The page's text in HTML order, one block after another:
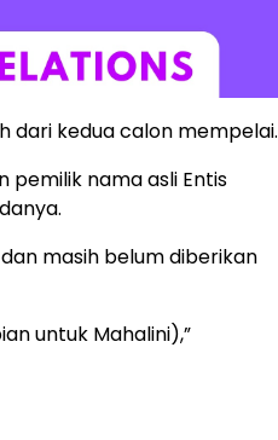
dari kedua calon mempelai.
pemilik nama asli Entis
masih belum diberikan
untuk Mahalini),”